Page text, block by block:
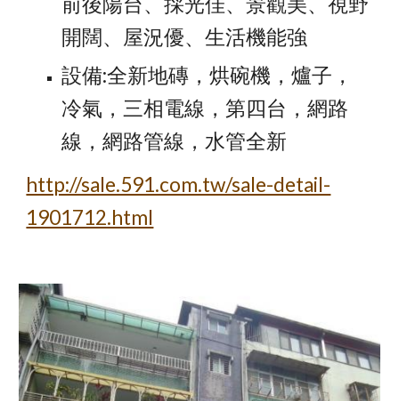
開闊、屋況優、生活機能強
設備:全新地磚，烘碗機，爐子，
冷氣，三相電線，第四台，網路
線，網路管線，水管全新
http://sale.591.com.tw/sale-detail-
1901712.html